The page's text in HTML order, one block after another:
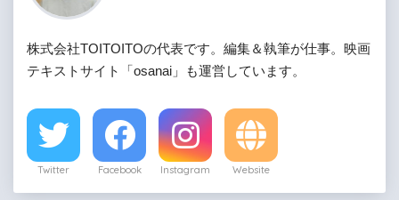
株式会社TOITOITOの代表です。編集＆執筆が仕事。映画
テキストサイト「osanai」も運営しています。
Twitter Facebook Instagram Website